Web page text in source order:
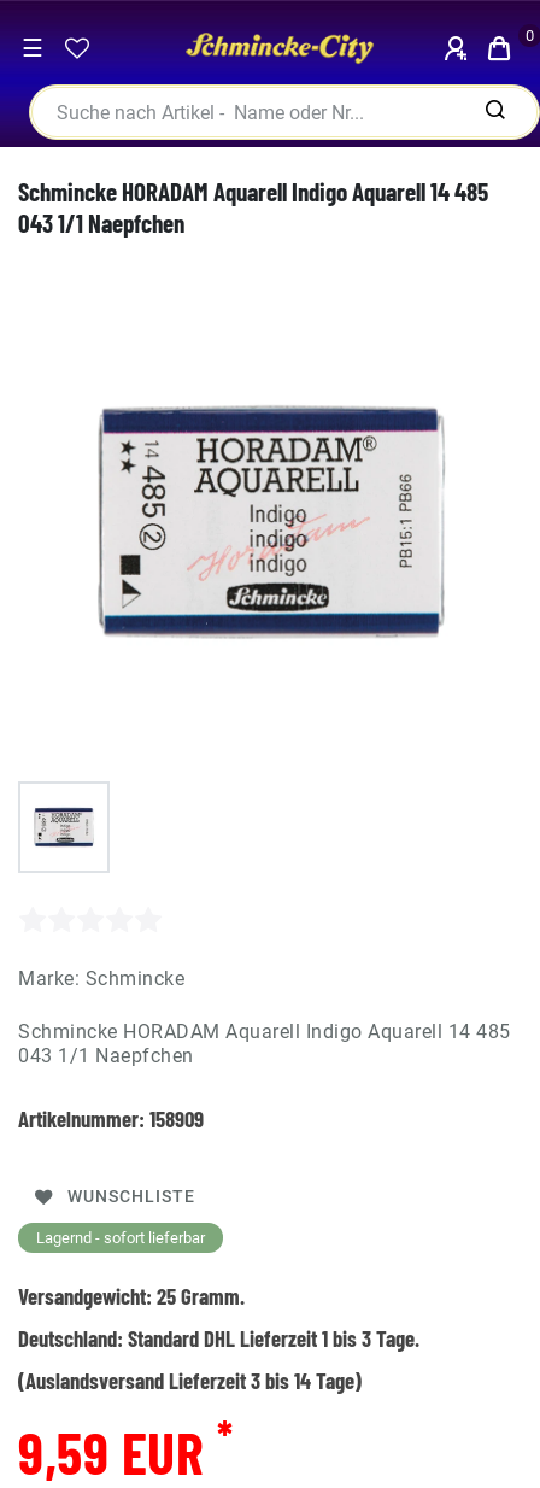
☰ 0
Schmincke HORADAM Aquarell Indigo Aquarell 14 485
043 1/1 Naepfchen
Marke: Schmincke
Schmincke HORADAM Aquarell Indigo Aquarell 14 485
043 1/1 Naepfchen
Artikelnummer: 158909
WUNSCHLISTE
Lagernd - sofort lieferbar
Versandgewicht: 25Gramm.
Deutschland: Standard DHL Lieferzeit 1 bis 3 Tage.
(Auslandsversand Lieferzeit 3 bis 14 Tage)
9,59 EUR *